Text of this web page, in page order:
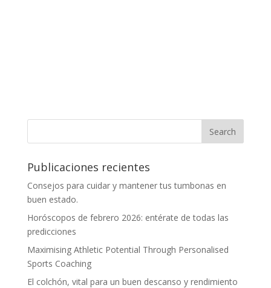
Publicaciones recientes
Consejos para cuidar y mantener tus tumbonas en
buen estado.
Horóscopos de febrero 2026: entérate de todas las
predicciones
Maximising Athletic Potential Through Personalised
Sports Coaching
El colchón, vital para un buen descanso y rendimiento